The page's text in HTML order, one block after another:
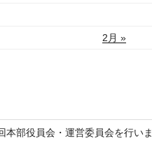
2月 »
本部役員会・運営委員会を行いま